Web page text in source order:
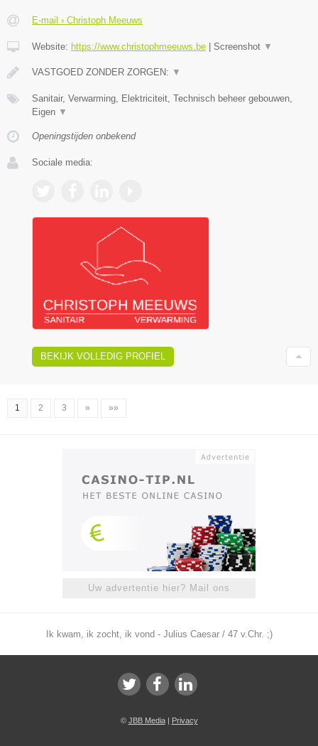
E-mail › Christoph Meeuws
Website: https://www.christophmeeuws.be Screenshot ▼
VASTGOED ZONDER ZORGEN: ▼
Sanitair, Verwarming, Elektriciteit, Technisch beheer gebouwen,
Eigen ▼
Openingstijden onbekend
Sociale media:
BEKIJK VOLLEDIG PROFIEL
1 2 3 » »»
Uw advertentie hier? Mail ons
Ik kwam, ik zocht, ik vond - Julius Caesar / 47 v.Chr. ;)
© JBB Media| Privacy